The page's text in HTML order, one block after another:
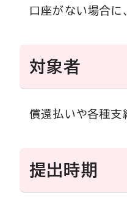
口座がない場合に
対象者
償還払いや各種支
提出時期